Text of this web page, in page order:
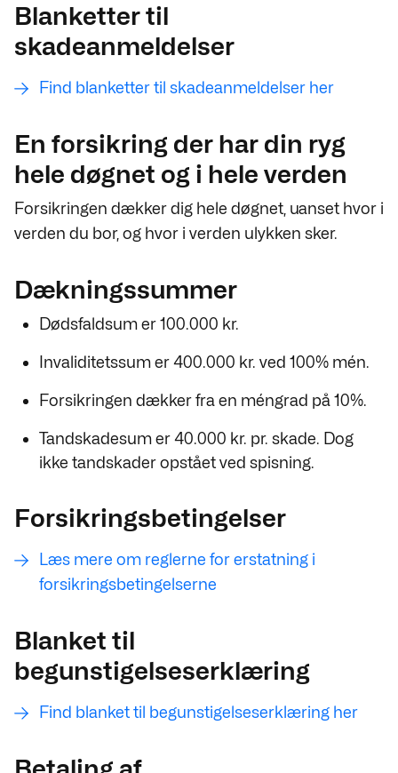
Blanketter til
skadeanmeldelser
Find blanketter til skadeanmeldelser her
En forsikring der har din ryg
hele døgnet og i hele verden
Forsikringen dækker dig hele døgnet, uanset hvor i
verden du bor, og hvor i verden ulykken sker.
Dækningssummer
Dødsfaldsum er 100.000 kr.
Invaliditetssum er 400.000 kr. ved 100% mén.
Forsikringen dækker fra en méngrad på 10%.
Tandskadesum er 40.000 kr. pr. skade. Dog
ikke tandskader opstået ved spisning.
Forsikringsbetingelser
Læs mere om reglerne for erstatning i
forsikringsbetingelserne
Blanket til
begunstigelseserklæring
Find blanket til begunstigelseserklæring her